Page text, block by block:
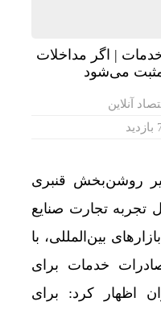
آنلاین
روشن‌بخش قنبری
تجربه تجارت صنایع
بین‌المللی، با
خدمات برای
اظهار کرد: برای